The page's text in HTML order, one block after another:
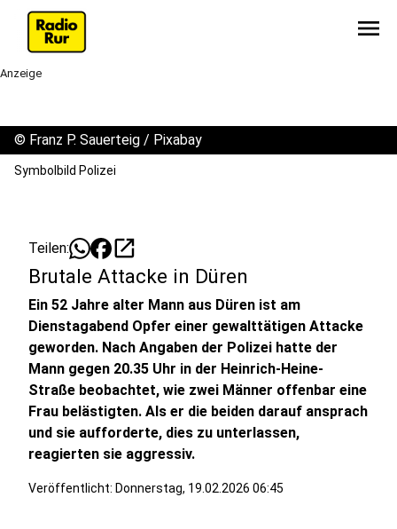
menu
Anzeige
© Franz P. Sauerteig / Pixabay
Symbolbild Polizei
Teilen: open_in_new
Brutale Attacke in Düren
Ein 52 Jahre alter Mann aus Düren ist am
Dienstagabend Opfer einer gewalttätigen Attacke
geworden. Nach Angaben der Polizei hatte der
Mann gegen 20.35 Uhr in der Heinrich-Heine-
Straße beobachtet, wie zwei Männer offenbar eine
Frau belästigten. Als er die beiden darauf ansprach
und sie aufforderte, dies zu unterlassen,
reagierten sie aggressiv.
Veröffentlicht: Donnerstag, 19.02.2026 06:45